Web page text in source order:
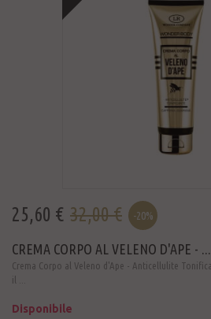
25,60 € 32,00 € -20%
CREMA CORPO AL VELENO D'APE - ...
Crema Corpo al Veleno d'Ape - Anticellulite
il ...
Disponibile